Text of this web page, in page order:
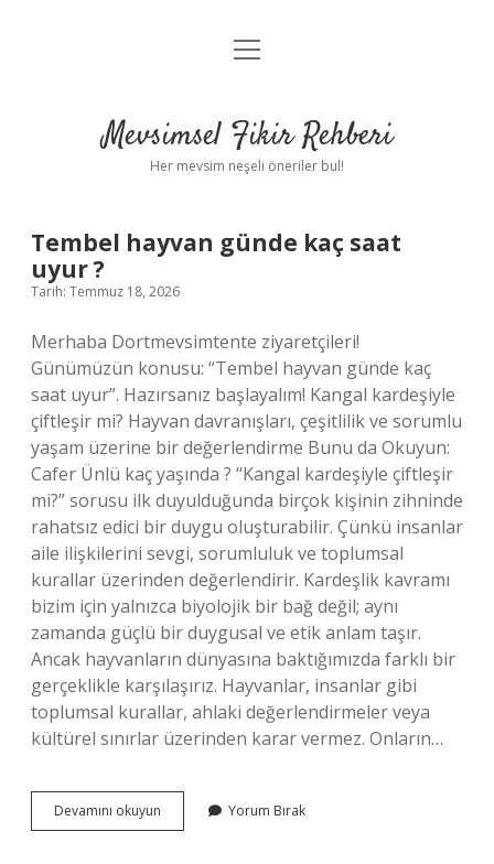
Anasayfa
Yasal Uyarı
menüyü
Mevsimsel Fikir Rehberi
Her mevsim neşeli öneriler bul!
Mevsimsel
Fikir
Rehberi
Yazılar
Tembel hayvan günde kaç saat
uyur ?
Tarih: Temmuz 18, 2026
Merhaba Dortmevsimtente ziyaretçileri!
Günümüzün konusu: “Tembel hayvan günde kaç
saat uyur”. Hazırsanız başlayalım! Kangal kardeşiyle
çiftleşir mi? Hayvan davranışları, çeşitlilik ve sorumlu
yaşam üzerine bir değerlendirme Bunu da Okuyun:
Cafer Ünlü kaç yaşında ? “Kangal kardeşiyle çiftleşir
mi?” sorusu ilk duyulduğunda birçok kişinin zihninde
rahatsız edici bir duygu oluşturabilir. Çünkü insanlar
aile ilişkilerini sevgi, sorumluluk ve toplumsal
kurallar üzerinden değerlendirir. Kardeşlik kavramı
bizim için yalnızca biyolojik bir bağ değil; aynı
zamanda güçlü bir duygusal ve etik anlam taşır.
Ancak hayvanların dünyasına baktığımızda farklı bir
gerçeklikle karşılaşırız. Hayvanlar, insanlar gibi
toplumsal kurallar, ahlaki değerlendirmeler veya
kültürel sınırlar üzerinden karar vermez. Onların…
Devamını okuyun
hayvan
Yorum Bırak